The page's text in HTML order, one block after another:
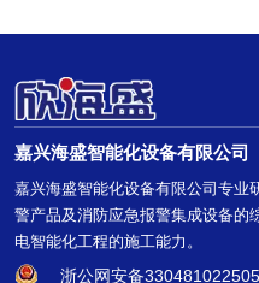
嘉兴海盛智能化设备有限公司
嘉兴海盛智能化设备有限公司专业
警产品及消防应急报警集成设备的
电智能化工程的施工能力。
浙公网安备